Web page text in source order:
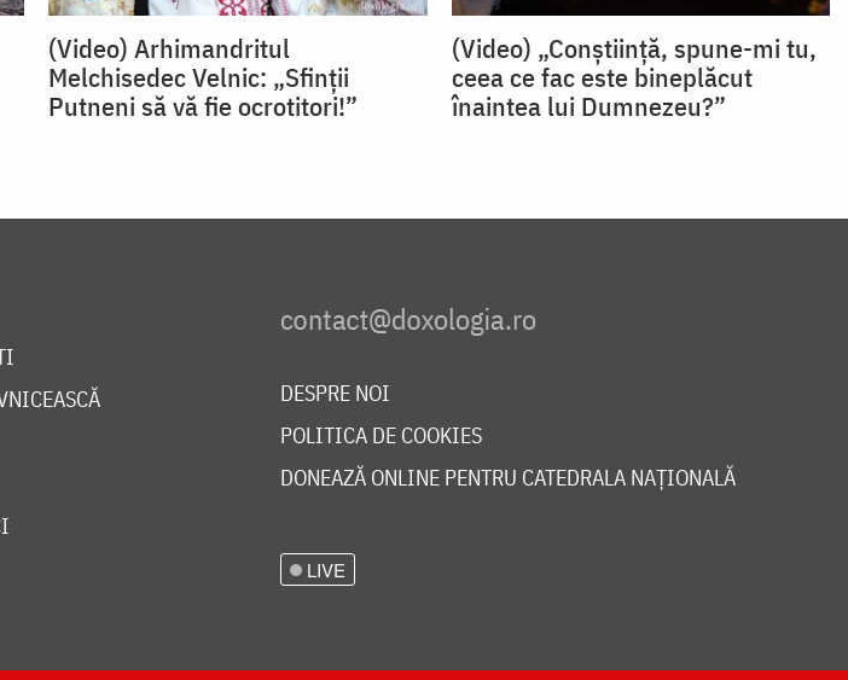
(Video) Arhimandritul
Melchisedec Velnic: „Sfinții
Putneni să vă fie ocrotitori!”
(Video) „Conștiință, spune-mi tu,
ceea ce fac este bineplăcut
înaintea lui Dumnezeu?”
DESPRE NOI
POLITICA DE COOKIES
DONEAZĂ ONLINE PENTRU CATEDRALA NAȚIONALĂ
LIVE